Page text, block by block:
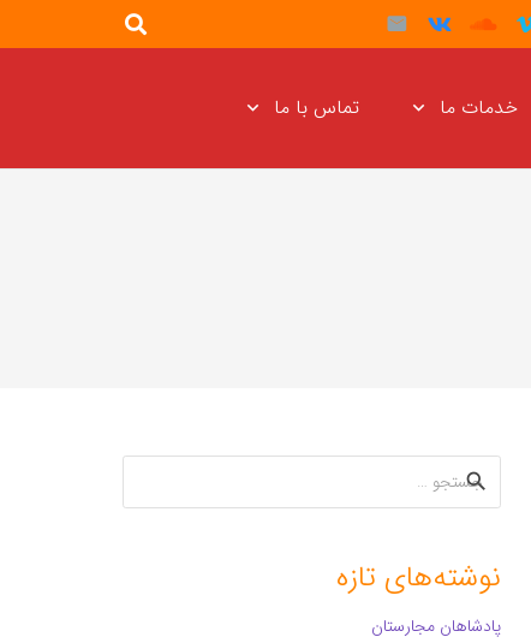
خدمات ما تماس با ما
جستجو
برای:
نوشته‌های تازه
پادشاهان مجارستان